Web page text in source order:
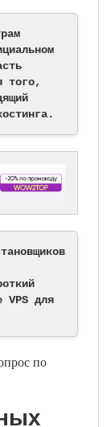
того,
VPS для
по